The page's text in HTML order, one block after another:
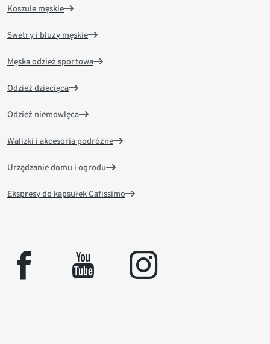
Koszule męskie
Swetry i bluzy męskie
Męska odzież sportowa
Odzież dziecięca
Odzież niemowlęca
Walizki i akcesoria podróżne
Urządzanie domu i ogrodu
Ekspresy do kapsułek Cafissimo
facebook youtube instagram